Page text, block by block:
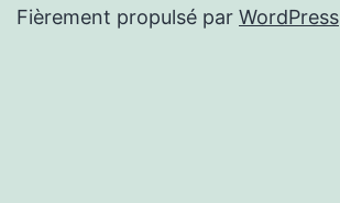
Fièrement propulsé par WordPress